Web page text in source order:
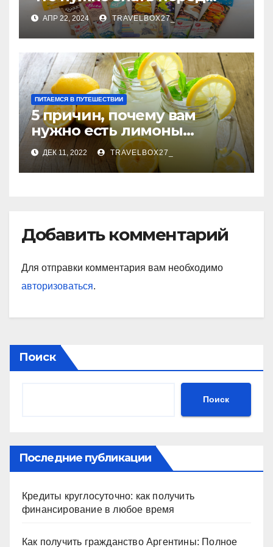
покупкой
АПР 22, 2024 TRAVELBOX27_
ПИТАЕМСЯ В ПУТЕШЕСТВИИ
5 причин, почему вам
нужно есть лимоны
каждый день
ДЕК 11, 2022 TRAVELBOX27_
Добавить комментарий
Для отправки комментария вам необходимо
авторизоваться.
Поиск
Поиск
Последние публикации
Кредиты круглосуточно: как получить
финансирование в любое время
Как получить гражданство Аргентины: Полное